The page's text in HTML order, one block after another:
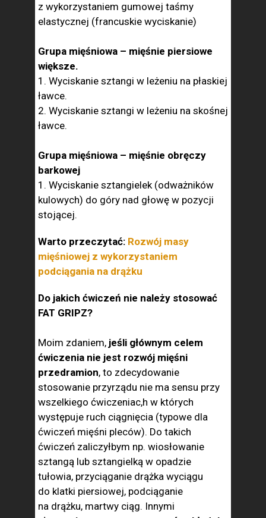
z wykorzystaniem gumowej taśmy
elastycznej (francuskie wyciskanie)
Grupa mięśniowa – mięśnie piersiowe
większe.
1. Wyciskanie sztangi w leżeniu na płaskiej
ławce.
2. Wyciskanie sztangi w leżeniu na skośnej
ławce.
Grupa mięśniowa – mięśnie obręczy
barkowej
1. Wyciskanie sztangielek (odważników
kulowych) do góry nad głowę w pozycji
stojącej.
Warto przeczytać: Rozwój masy
mięśniowej z wykorzystaniem
podciągania na drążku
Do jakich ćwiczeń nie należy stosować
FAT GRIPZ?
Moim zdaniem, jeśli głównym celem
ćwiczenia nie jest rozwój mięśni
przedramion, to zdecydowanie
stosowanie przyrządu nie ma sensu przy
wszelkiego ćwiczeniac,h w których
występuje ruch ciągnięcia (typowe dla
ćwiczeń mięśni pleców). Do takich
ćwiczeń zaliczyłbym np. wiosłowanie
sztangą lub sztangielką w opadzie
tułowia, przyciąganie drążka wyciągu
do klatki piersiowej, podciąganie
na drążku, martwy ciąg. Innymi